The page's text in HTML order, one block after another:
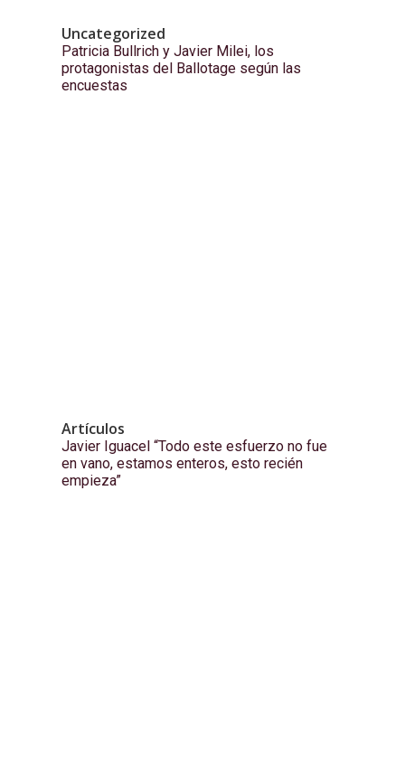
Uncategorized
Patricia Bullrich y Javier Milei, los
protagonistas del Ballotage según las
encuestas
Artículos
Javier Iguacel “Todo este esfuerzo no fue
en vano, estamos enteros, esto recién
empieza”